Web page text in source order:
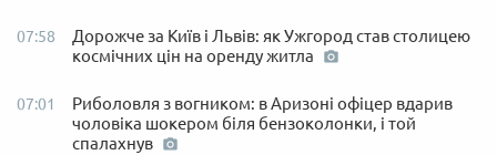
07:58
Дорожче за Київ і Львів: як Ужгород став столицею
космічних цін на оренду житла
07:01
Риболовля з вогником: в Аризоні офіцер вдарив
чоловіка шокером біля бензоколонки, і той
спалахнув